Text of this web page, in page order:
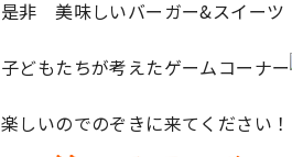
是非 美味しいバーガー&スイーツ
子どもたちが考えたゲームコーナー
楽しいのでのぞきに来てください！